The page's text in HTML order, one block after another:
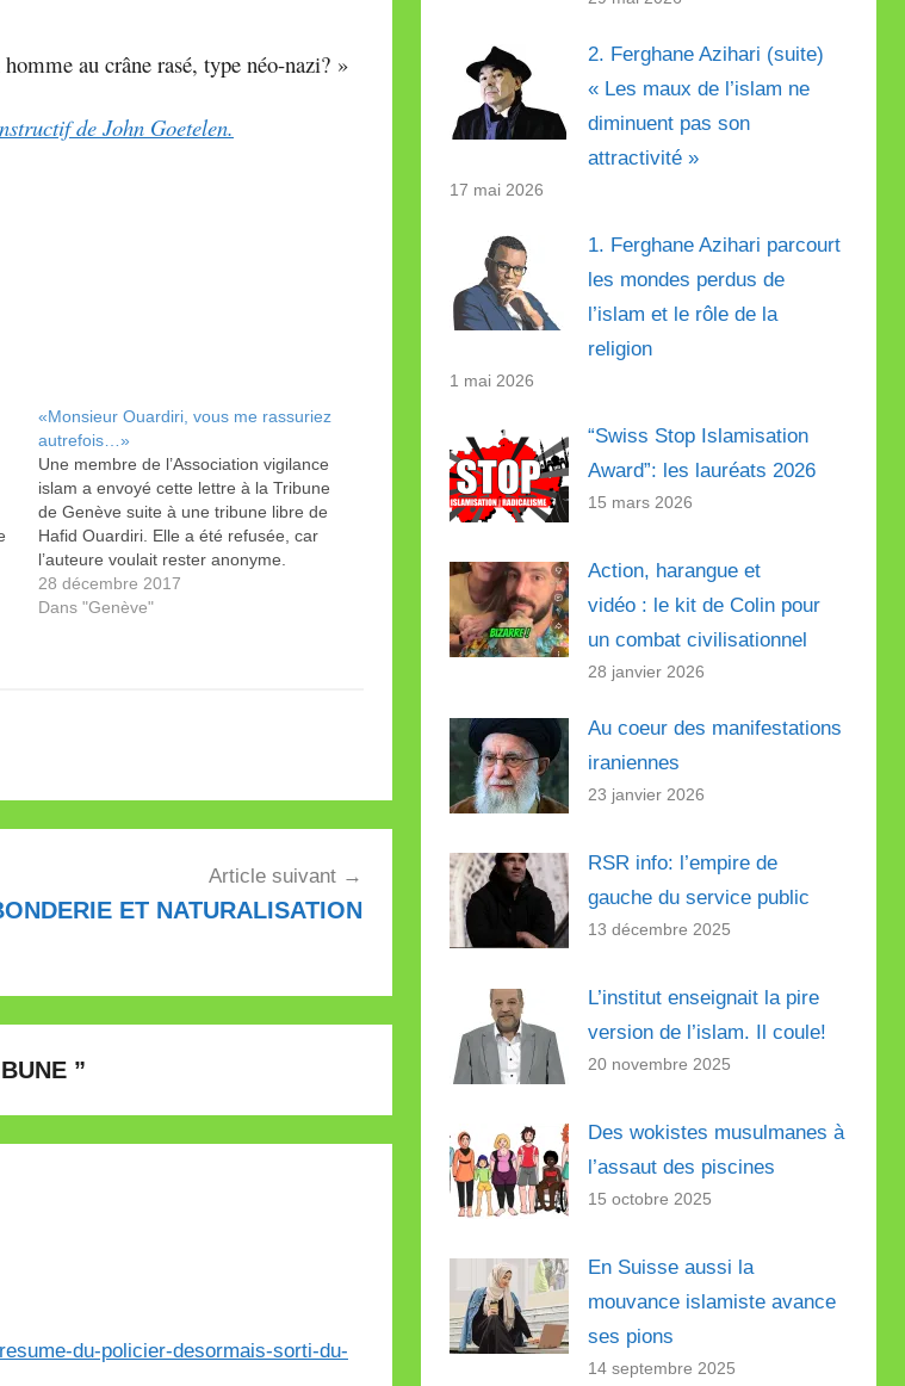
au crâne rasé, type néo-nazi? »
de John Goetelen.
«Monsieur Ouardiri, vous me rassuriez
autrefois…»
Une membre de l’Association vigilance
islam a envoyé cette lettre à la Tribune
de Genève suite à une tribune libre de
Hafid Ouardiri. Elle a été refusée, car
l’auteure voulait rester anonyme.
28 décembre 2017
Dans "Genève"
Article suivant
ET NATURALISATION
”
du-policier-desormais-sorti-du-
2. Ferghane Azihari (suite)
« Les maux de l’islam ne
diminuent pas son
attractivité »
17 mai 2026
1. Ferghane Azihari parcourt
les mondes perdus de
l’islam et le rôle de la
religion
1 mai 2026
“Swiss Stop Islamisation
Award”: les lauréats 2026
15 mars 2026
Action, harangue et
vidéo : le kit de Colin pour
un combat civilisationnel
28 janvier 2026
Au coeur des manifestations
iraniennes
23 janvier 2026
RSR info: l’empire de
gauche du service public
13 décembre 2025
L’institut enseignait la pire
version de l’islam. Il coule!
20 novembre 2025
Des wokistes musulmanes à
l’assaut des piscines
15 octobre 2025
En Suisse aussi la
mouvance islamiste avance
ses pions
14 septembre 2025